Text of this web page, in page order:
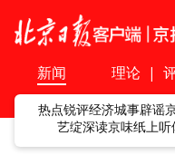
新闻 理论 |
热点锐评经济城事辟谣
艺绽深读京味纸上听